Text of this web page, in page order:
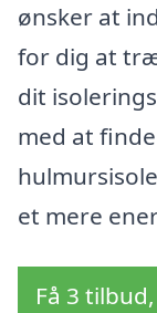
ønsker at
for dig at
dit
med at
et mere
Få 3